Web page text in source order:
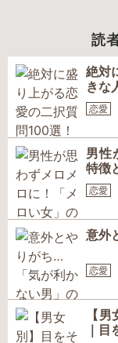
読
絶対
きな
恋愛
男性
特徴
恋愛
意外
恋愛
【
｜